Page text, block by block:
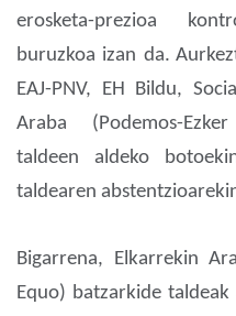
erosketa-prezioa
buruzkoa izan da.
EAJ-PNV, EH Bildu,
Araba (Podemos-
taldeen aldeko
taldearen
Bigarrena, Elkarrekin
Equo) batzarkide